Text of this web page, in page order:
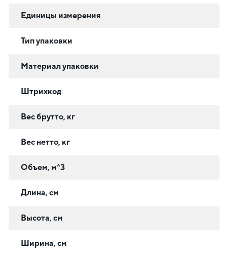
Единицы измерения
Тип упаковки
Материал упаковки
Штрихкод
Вес брутто, кг
Вес нетто, кг
Объем, м^3
Длина, см
Высота, см
Ширина, см